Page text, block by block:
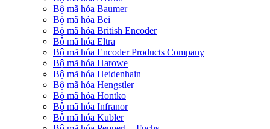
Bộ mã hóa Baumer
Bộ mã hóa Bei
Bộ mã hóa British Encoder
Bộ mã hóa Eltra
Bộ mã hóa Encoder Products Company
Bộ mã hóa Harowe
Bộ mã hóa Heidenhain
Bộ mã hóa Hengstler
Bộ mã hóa Hontko
Bộ mã hóa Infranor
Bộ mã hóa Kubler